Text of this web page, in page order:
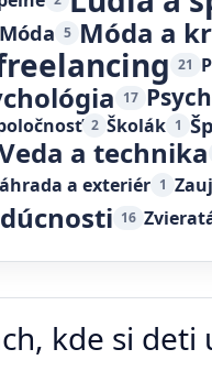
Móda 5 Móda a
21
17
2 Školák 1
a technika
a exteriér 1
16
kde si deti